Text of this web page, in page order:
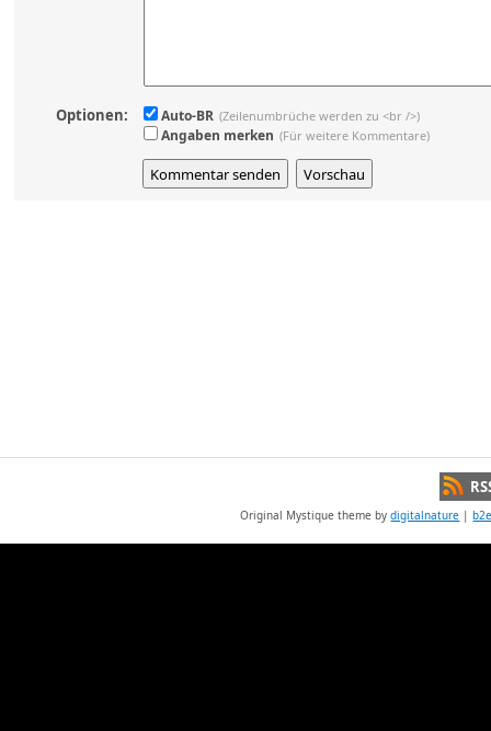
Optionen: Auto-BR (Zeilenumbrüche werden zu <br />)
Angaben merken (Für weitere Kommentare)
Original Mystique theme bydigitalnature |